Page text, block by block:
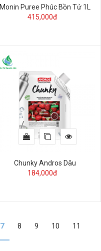
Monin Puree Phúc Bồn Tử 1L
415,000đ
Chunky Andros Dâu
184,000đ
7 8 9 10 11